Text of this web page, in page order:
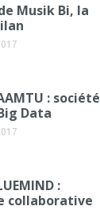
Musik Bi, la
: société
Data
:
collaborative